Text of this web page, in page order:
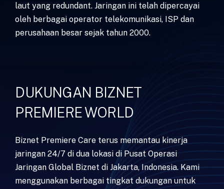
laut yang redundant. Jaringan ini telah dipercayai
oleh berbagai operator telekomunikasi, ISP dan
perusahaan besar sejak tahun 2000.
DUKUNGAN BIZNET
PREMIERE WORLD
Biznet Premiere Care terus memantau kinerja
jaringan 24/7 di dua lokasi di Pusat Operasi
Jaringan Global Biznet di Jakarta, Indonesia. Kami
menggunakan berbagai tingkat dukungan untuk